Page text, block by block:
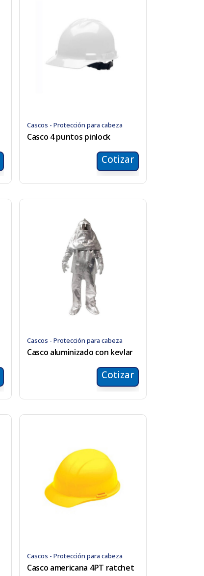
Cascos - Protección para cabeza
Casco 4 puntos pinlock
Cotizar
Cascos - Protección para cabeza
Casco aluminizado con kevlar
Cotizar
Cascos - Protección para cabeza
Casco americana 4PT ratchet